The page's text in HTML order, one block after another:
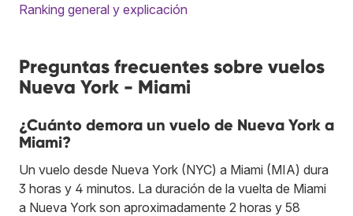
Ranking general y explicación
Preguntas frecuentes sobre vuelos
Nueva York - Miami
¿Cuánto demora un vuelo de Nueva York a
Miami?
Un vuelo desde Nueva York (NYC) a Miami (MIA) dura
3 horas y 4 minutos. La duración de la vuelta de Miami
a Nueva York son aproximadamente 2 horas y 58